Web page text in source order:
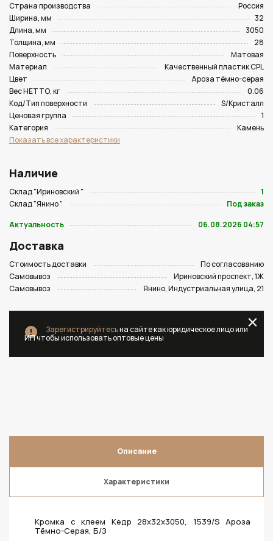
Страна производства
Россия
Ширина, мм
32
Длина, мм
3050
Толщина, мм
28
Поверхность
Матовая
Материал
Качественный пластик CPL
Цвет
Ароза тёмно-серая
Вес НЕТТО, кг
0.06
Код/Тип поверхности
S/Кристалл
Ценовая группа
1
Категория
Камень
Показать все характеристики
Наличие
Склад "Ириновский "
1
Склад "Янино "
Под заказ
Актуальность
06.08.2026 04:57
Доставка
Стоимость доставки
По согласованию
Самовывоз
Ириновский проспект, 1Ж
Самовывоз
Янино, Индустриальная улица, 21
Зарегистрируйтесьна сайте как юридическое лицо или
ИП чтобы использовать оптовые цены
Описание
Характеристики
Кромка с клеем Кедр 28х32х3050, 1539/S Ароза
Тёмно-Серая, Б/З